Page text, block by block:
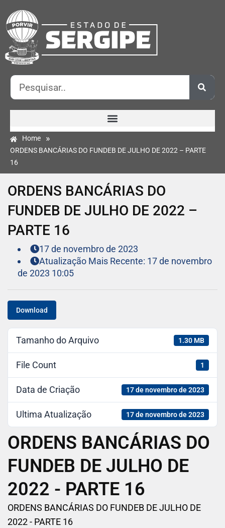
Home »
ORDENS BANCÁRIAS DO FUNDEB DE JULHO DE 2022 – PARTE
16
ORDENS BANCÁRIAS DO
FUNDEB DE JULHO DE 2022 –
PARTE 16
17 de novembro de 2023
Atualização Mais Recente: 17 de novembro
de 2023 10:05
Download
Tamanho do Arquivo 1.30 MB
File Count 1
Data de Criação 17 de novembro de 2023
Ultima Atualização 17 de novembro de 2023
ORDENS BANCÁRIAS DO
FUNDEB DE JULHO DE
2022 - PARTE 16
ORDENS BANCÁRIAS DO FUNDEB DE JULHO DE
2022 - PARTE 16